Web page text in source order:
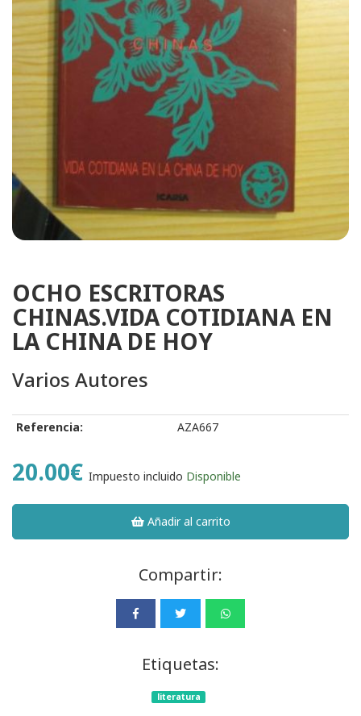
OCHO ESCRITORAS
CHINAS.VIDA COTIDIANA EN
LA CHINA DE HOY
Varios Autores
Referencia: AZA667
20.00€ Impuesto incluido Disponible
Añadir al carrito
Compartir:
Etiquetas:
literatura